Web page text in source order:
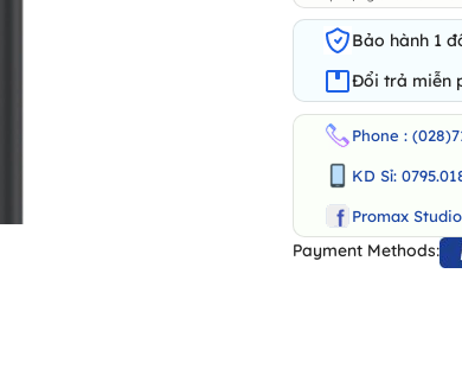
Bảo hành 1
Đổi trả miễn
Phone :
KD Sỉ:
Promax
Payment Methods: